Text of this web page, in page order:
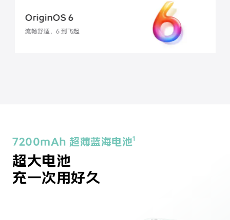
OriginOS 6
流畅舒适，6 到飞起
7200mAh 超薄蓝海电池1
超大电池
充一次用好久